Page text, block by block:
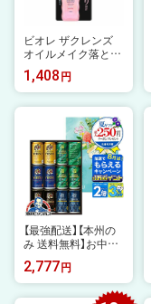
ビオレ ザクレンズ
オイルメイク落とし
モイスト 本体(190m
l)【ビオレフェイスケ
ア】
1,408 円
【最強配送】【本州の
み 送料無料】お中元
ビール 飲み比べ 詰
め合わせ 夏ギフト
セット サッポロ エ
ビス YDV3DEC ヱ
2,777円